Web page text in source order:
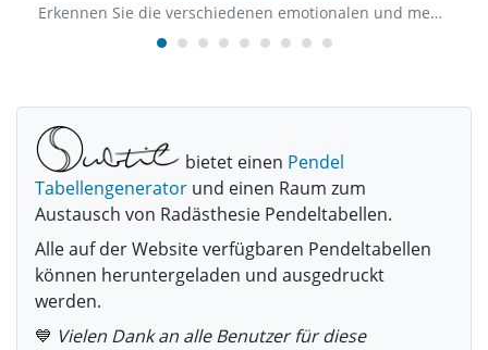
Erkennen Sie die verschiedenen emotionalen und mentalen Wunden.
bietet einen Pendel
Tabellengenerator und einen Raum zum
Austausch von Radästhesie Pendeltabellen.
Alle auf der Website verfügbaren Pendeltabellen
können heruntergeladen und ausgedruckt
werden.
💙 Vielen Dank an alle Benutzer für diese